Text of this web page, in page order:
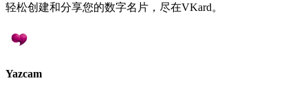
轻松创建和分享您的数字名片，尽在VKard。
Yazcam